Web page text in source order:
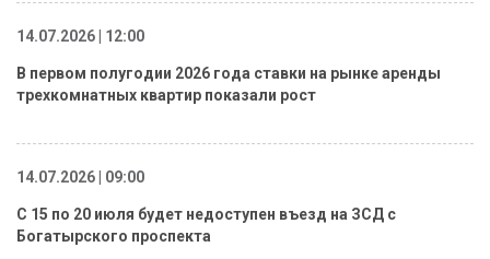
14.07.2026 | 12:00
В первом полугодии 2026 года ставки на рынке аренды
трехкомнатных квартир показали рост
14.07.2026 | 09:00
С 15 по 20 июля будет недоступен въезд на ЗСД с
Богатырского проспекта